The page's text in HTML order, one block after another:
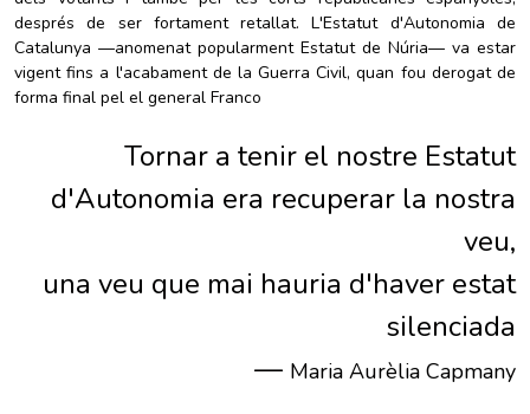
després de ser fortament retallat. L'Estatut d'Autonomia de
Catalunya —anomenat popularment Estatut de Núria— va estar
vigent fins a l'acabament de la Guerra Civil, quan fou derogat de
forma final pel el general Franco
Tornar a tenir el nostre Estatut
d'Autonomia era recuperar la nostra
veu,
una veu que mai hauria d'haver estat
silenciada
— Maria Aurèlia Capmany